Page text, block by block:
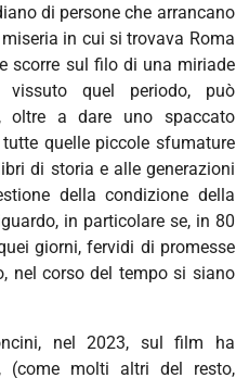
di persone che arrancano
in cui si trovava Roma
scorre sul filo di una miriade
quel periodo, può
oltre a dare uno spaccato
quelle piccole sfumature
di storia e alle generazioni
della condizione della
in particolare se, in 80
giorni, fervidi di promesse
nel corso del tempo si siano
nel 2023, sul film ha
(come molti altri del resto,